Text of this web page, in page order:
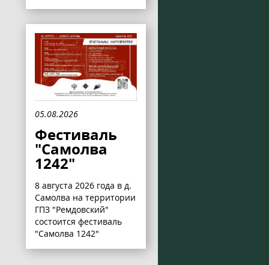
05.08.2026
Фестиваль
"Самолва
1242"
8 августа 2026 года в д.
Самолва на территории
ГПЗ "Ремдовский"
состоится фестиваль
"Самолва 1242"